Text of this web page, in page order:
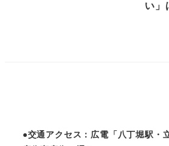
い」
●交通アクセス：広電「八丁堀駅・